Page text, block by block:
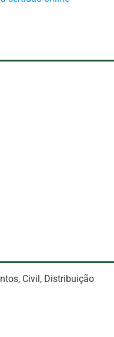
Civil, Distribuição